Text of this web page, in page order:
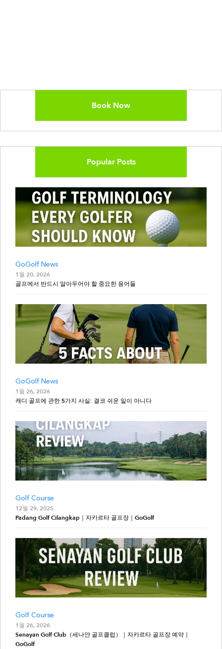
Book Now
Popular Posts
GoGolf News
1월 20, 2026
골프에서 반드시 알아두어야 할 중요한 용어들
GoGolf News
1월 26, 2026
캐디 골프에 관한 5가지 사실: 결코 쉬운 일이 아니다
Golf Course
12월 29, 2025
Padang Golf Cilangkap｜자카르타 골프장｜GoGolf
Golf Course
1월 26, 2026
Senayan Golf Club（세나얀 골프클럽）｜자카르타 골프장 예약｜
GoGolf